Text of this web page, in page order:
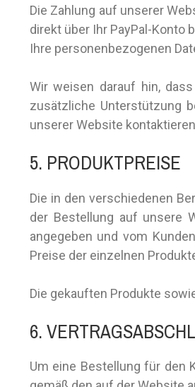
Die Zahlung auf unserer
direkt über Ihr PayPal-Konto
Ihre personenbezogenen
Wir weisen darauf hin,
zusätzliche Unterstützung
unserer Website
5. PRODUKTPREISE
Die in den verschiedenen
der Bestellung auf unsere
angegeben und vom
Preise der einzelnen
Die gekauften Produkte
6.
Um eine Bestellung für den